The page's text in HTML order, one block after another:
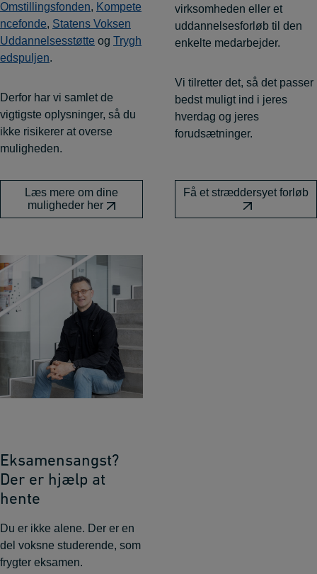
Omstillingsfonden, Kompete
ncefonde, Statens Voksen
Uddannelsesstøtte og Trygh
edspuljen.
Derfor har vi samlet de
vigtigste oplysninger, så du
ikke risikerer at overse
muligheden.
Læs mere om dine
muligheder her
virksomheden eller et
uddannelsesforløb til den
enkelte medarbejder.
Vi tilretter det, så det passer
bedst muligt ind i jeres
hverdag og jeres
forudsætninger.
Få et stræddersyet forløb
Eksamensangst?
Der er hjælp at
hente
Du er ikke alene. Der er en
del voksne studerende, som
frygter eksamen.